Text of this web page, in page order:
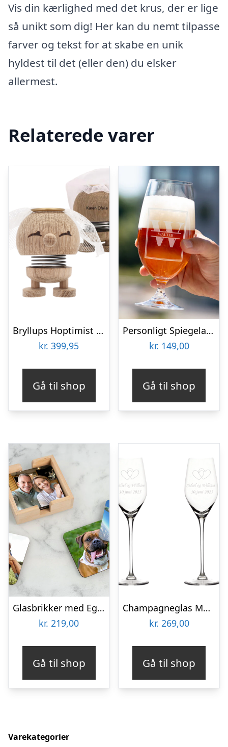
Vis din kærlighed med det krus, der er lige
så unikt som dig! Her kan du nemt tilpasse
farver og tekst for at skabe en unik
hyldest til det (eller den) du elsker
allermest.
Relaterede varer
Bryllups Hoptimist Brud – small
kr. 399,95
Gå til shop
Personligt Spiegelau Ølglas med Gravering – Bogstav & Navn
kr. 149,00
Gå til shop
Glasbrikker med Eget Foto – 6-pak
kr. 219,00
Gå til shop
Champagneglas Med Gravering Til Bryllup 2 Stk – Aida Passion Connoisseur
kr. 269,00
Gå til shop
Varekategorier